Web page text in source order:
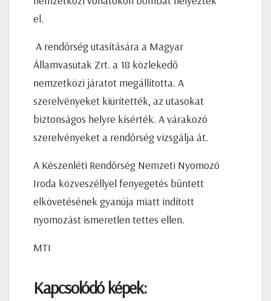
el.
A rendőrség utasítására a Magyar
Államvasutak Zrt. a 18 közlekedő
nemzetközi járatot megállította. A
szerelvényeket kiürítették, az utasokat
biztonságos helyre kísérték. A várakozó
szerelvényeket a rendőrség vizsgálja át.
A Készenléti Rendőrség Nemzeti Nyomozó
Iroda közveszéllyel fenyegetés bűntett
elkövetésének gyanúja miatt indított
nyomozást ismeretlen tettes ellen.
MTI
Kapcsolódó képek: